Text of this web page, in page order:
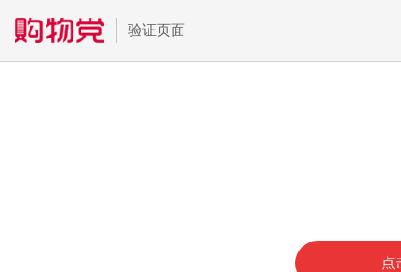
验证页面
点